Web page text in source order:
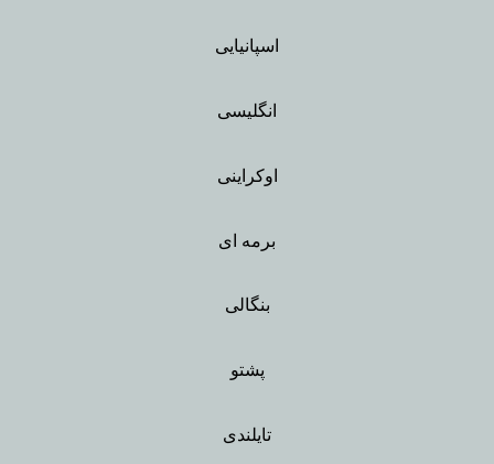
اسپانیایی
انگلیسی
اوکراینی
برمه ای
بنگالی
پشتو
تایلندی